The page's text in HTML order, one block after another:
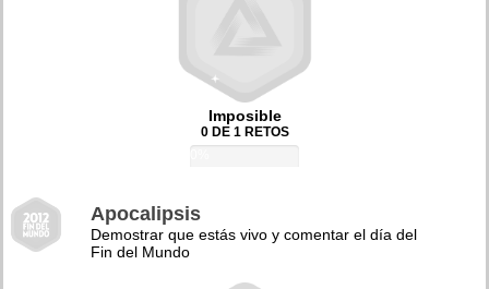
Imposible
0 DE 1 RETOS
Apocalipsis
Demostrar que estás vivo y comentar el día del
Fin del Mundo